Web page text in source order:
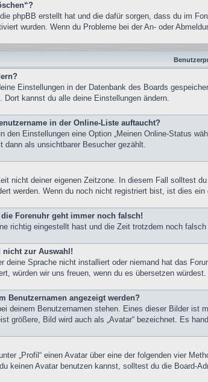
phpBB erstellt hat und die dafür sorgen, dass du im
wurden. Wenn du Probleme bei der An- oder
Einstellungen in der Datenbank des Boards
kannst du alle deine Einstellungen ändern.
in der Online-Liste auftaucht?
den Einstellungen eine Option „Meinen Online-Status
dann als unsichtbarer Besucher gezählt.
nicht deiner eigenen Zeitzone. In diesem Fall solltest
werden. Wenn du noch nicht registriert bist, ist dies
Forenuhr geht immer noch falsch!
richtig eingestellt hast und die Zeit trotzdem noch
nicht zur Auswahl!
deine Sprache nicht installiert oder niemand hat das
würden wir uns freuen, wenn du es übersetzen
Benutzernamen angezeigt werden?
deinem Benutzernamen stehen. Eines dieser Bilder
größere, Bild wird auch als „Avatar“ bezeichnet. Es
„Profil“ einen Avatar über eine der folgenden vier
keinen Avatar benutzen kannst, solltest du die Board-